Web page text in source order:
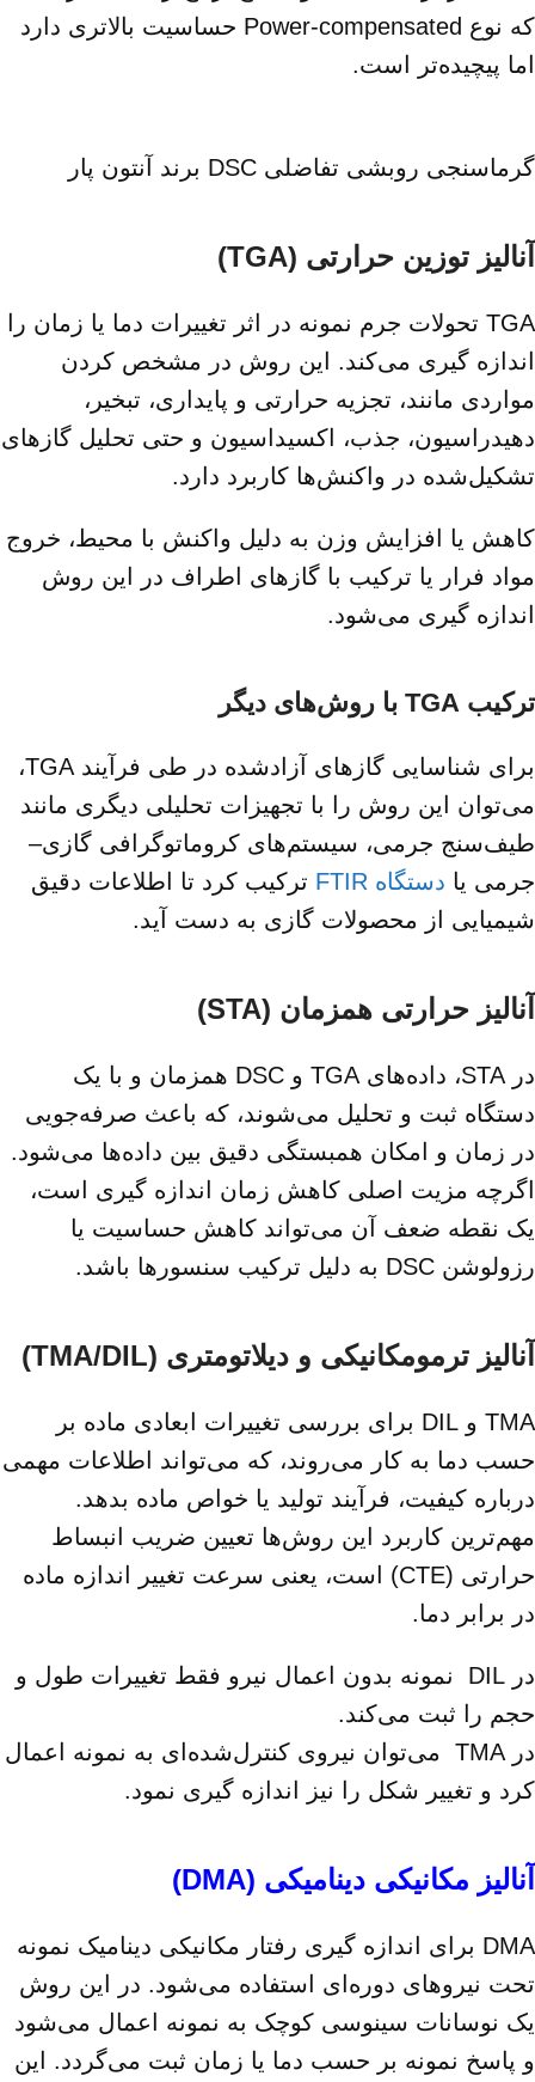
که نوع Power‑compensated حساسیت بالاتری دارد
اما پیچیده‌تر است.
گرماسنجی روبشی تفاضلی DSC برند آنتون پار
آنالیز توزین حرارتی (TGA)
TGA تحولات جرم نمونه در اثر تغییرات دما یا زمان را
اندازه‌ گیری می‌کند. این روش در مشخص کردن
مواردی مانند، تجزیه حرارتی و پایداری، تبخیر،
دهیدراسیون، جذب، اکسیداسیون و حتی تحلیل گازهای
تشکیل‌شده در واکنش‌ها کاربرد دارد.
کاهش یا افزایش وزن به دلیل واکنش با محیط، خروج
مواد فرار یا ترکیب با گازهای اطراف در این روش
اندازه‌ گیری می‌شود.
ترکیب TGA با روش‌های دیگر
برای شناسایی گازهای آزادشده در طی فرآیند TGA،
می‌توان این روش را با تجهیزات تحلیلی دیگری مانند
طیف‌سنج جرمی، سیستم‌های کروماتوگرافی گازی–
جرمی یا دستگاه FTIR
ترکیب کرد تا اطلاعات دقیق
شیمیایی از محصولات گازی به دست آید.
آنالیز حرارتی همزمان (STA)
در STA، داده‌های TGA و DSC همزمان و با یک
دستگاه ثبت و تحلیل می‌شوند، که باعث صرفه‌جویی
در زمان و امکان همبستگی دقیق بین داده‌ها می‌شود.
اگرچه مزیت اصلی کاهش زمان اندازه ‌گیری است،
یک نقطه ضعف آن می‌تواند کاهش حساسیت یا
رزولوشن DSC به دلیل ترکیب سنسورها باشد.
آنالیز ترمومکانیکی و دیلاتومتری (TMA/DIL)
TMA و DIL برای بررسی تغییرات ابعادی ماده بر
حسب دما به کار می‌روند، که می‌تواند اطلاعات مهمی
درباره کیفیت، فرآیند تولید یا خواص ماده بدهد.
مهم‌ترین کاربرد این روش‌ها تعیین ضریب انبساط
حرارتی (CTE) است، یعنی سرعت تغییر اندازه ماده
در برابر دما.
در DIL نمونه بدون اعمال نیرو فقط تغییرات طول و
حجم را ثبت می‌کند.
در TMA می‌توان نیروی کنترل‌شده‌ای به نمونه اعمال
کرد و تغییر شکل را نیز اندازه‌ گیری نمود.
آنالیز مکانیکی دینامیکی (DMA)
DMA برای اندازه ‌گیری رفتار مکانیکی دینامیک نمونه
تحت نیروهای دوره‌ای استفاده می‌شود. در این روش
یک نوسانات سینوسی کوچک به نمونه اعمال می‌شود
و پاسخ نمونه بر حسب دما یا زمان ثبت می‌گردد. این